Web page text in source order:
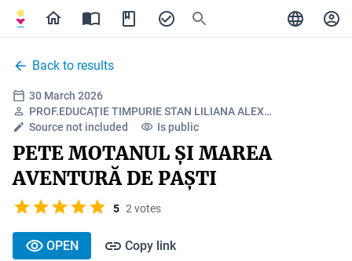
Back to results
30 March 2026
PROF.EDUCAȚIE TIMPURIE STAN LILIANA ALEX…
Source not included
Is public
PETE MOTANUL ȘI MAREA
AVENTURĂ DE PAȘTI
5 2 votes
OPEN Copy link